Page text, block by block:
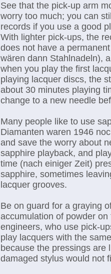
See that the pick-up arm
worry too much; you can
records if you use a good
With lighter pick-ups, the
does not have a
wären dann Stahlnadeln),
when you play the first
playing lacquer discs, the
about 30 minutes playing
change to a new needle
Many people like to use
Diamanten waren 1946
and save the worry about
sapphire playback, and
time (nach einiger Zeit)
sapphire, sometimes
lacquer grooves.
Be on guard for a graying
accumulation of powder
engineers, who use pick-
play lacquers with the
because the pressings are
damaged stylus would not